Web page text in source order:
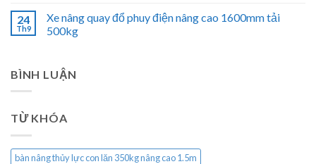
24
Th9
Xe nâng quay đổ phuy điện nâng cao 1600mm tải
500kg
BÌNH LUẬN
TỪ KHÓA
bàn nâng thủy lực con lăn 350kg nâng cao 1.5m